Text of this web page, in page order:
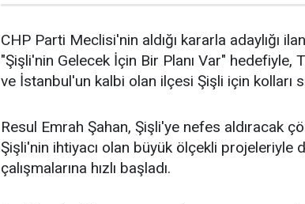
CHP Parti Meclisi'nin aldığı kararla adaylığı
"Şişli'nin Gelecek İçin Bir Planı Var" hedefiyle,
ve İstanbul'un kalbi olan ilçesi Şişli için kolları
Resul Emrah Şahan, Şişli'ye nefes aldıracak
Şişli'nin ihtiyacı olan büyük ölçekli projeleriyle
çalışmalarına hızlı başladı.